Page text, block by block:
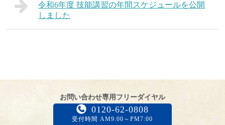
令和6年度 技能講習の年間スケジュールを公開
しました
お問い合わせ専用フリーダイヤル
0120-62-0808
受付時間 AM9:00～PM7:00